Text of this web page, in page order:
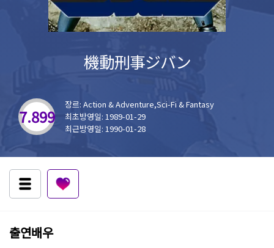
機動刑事ジバン
7.899
장르: Action & Adventure,Sci-Fi & Fantasy
최초방영일: 1989-01-29
최근방영일: 1990-01-28
출연배우